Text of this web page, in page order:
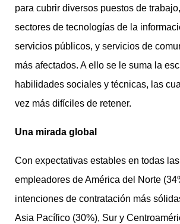
para cubrir diversos puestos de
sectores de tecnologías de la
servicios públicos, y servicios de
más afectados. A ello se le suma la
habilidades sociales y técnicas, las
vez más difíciles de retener.
Una mirada global
Con expectativas estables en todas
empleadores de América del Norte
intenciones de contratación más
Asia Pacífico (30%), Sur y